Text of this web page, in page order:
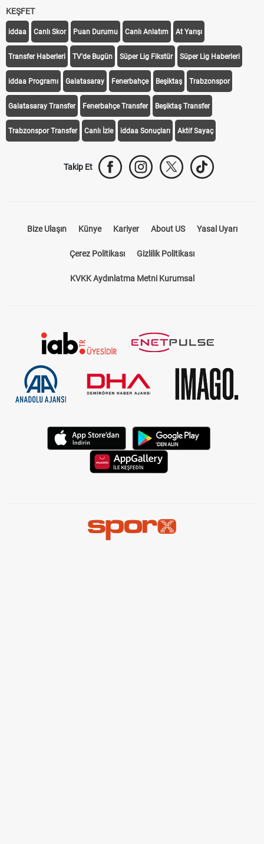
KEŞFET
iddaa Canlı Skor Puan Durumu Canlı Anlatım At Yarışı
Transfer Haberleri TV'de Bugün Süper Lig Fikstür Süper Lig Haberleri
iddaa Programı Galatasaray Fenerbahçe Beşiktaş Trabzonspor
Galatasaray Transfer Fenerbahçe Transfer Beşiktaş Transfer
Trabzonspor Transfer Canlı İzle iddaa Sonuçları Aktif Sayaç
Takip Et
Bize Ulaşın Künye Kariyer About US Yasal Uyarı
Çerez Politikası Gizlilik Politikası
KVKK Aydınlatma Metni Kurumsal